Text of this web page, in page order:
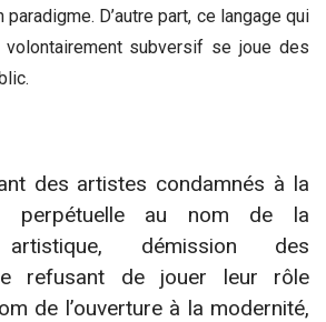
D’autre part, ce langage qui
subversif se joue des
des artistes condamnés à la
perpétuelle au nom de la
artistique, démission des
refusant de jouer leur rôle
de l’ouverture à la modernité,